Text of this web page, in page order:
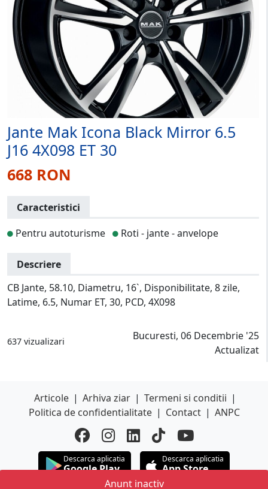
Jante Mak Icona Black Mirror 6.5
J16 4X098 ET 30
668 RON
Caracteristici
Pentru autoturisme
Roti - jante - anvelope
Descriere
CB Jante, 58.10, Diametru, 16`, Disponibilitate, 8 zile,
Latime, 6.5, Numar ET, 30, PCD, 4X098
637 vizualizari
Bucuresti, 06 Decembrie '25
Actualizat
Anunt inactiv
Articole | Arhiva ziar | Termeni si conditii |
Politica de confidentialitate | Contact | ANPC
Descarca aplicatia
Google Play
Descarca aplicatia
App Store